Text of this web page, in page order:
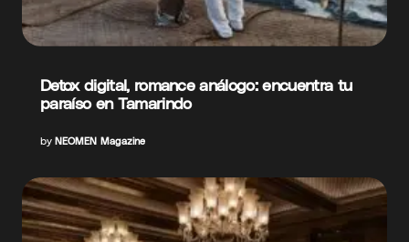
Detox digital, romance análogo: encuentra tu
paraíso en Tamarindo
by NEOMEN Magazine